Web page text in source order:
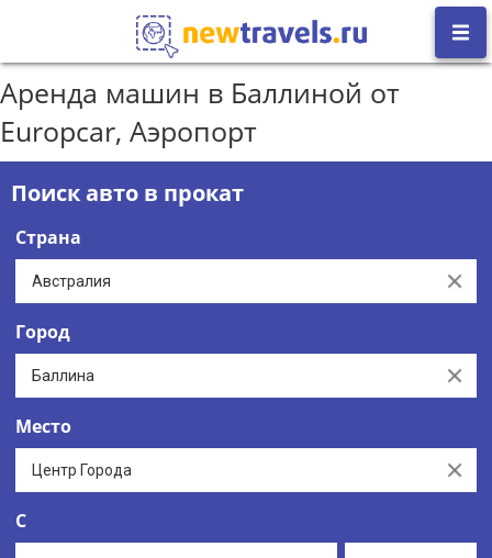
Аренда машин в Баллиной от
Europcar, Аэропорт
Поиск авто в прокат
Страна
Clear
Город
Clear
Место
Clear
С